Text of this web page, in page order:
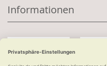
Informationen